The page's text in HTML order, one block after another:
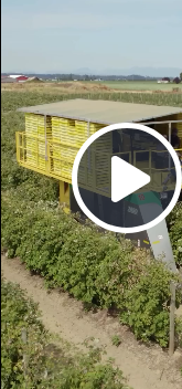
קריאה